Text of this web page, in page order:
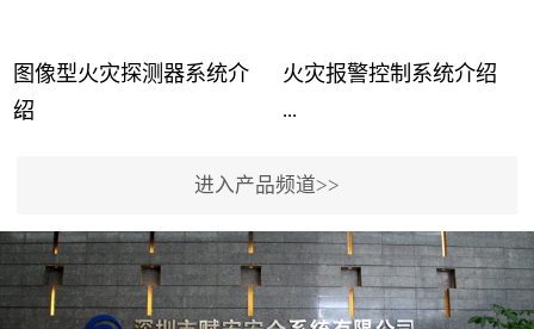
图像型火灾探测器系统介
绍
...
事故频发，传统的火灾探
测方法已无法满足要求。
尤其是目前众多的大型影
火灾报警控制系统介绍
...
用了具有仲裁机制和冗余
校验的总线传输技术、线
路状态检测与保护技术、
进入产品频道>>